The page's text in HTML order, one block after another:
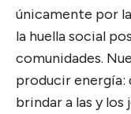
únicamente por
la huella social
comunidades.
producir energía:
brindar a las y